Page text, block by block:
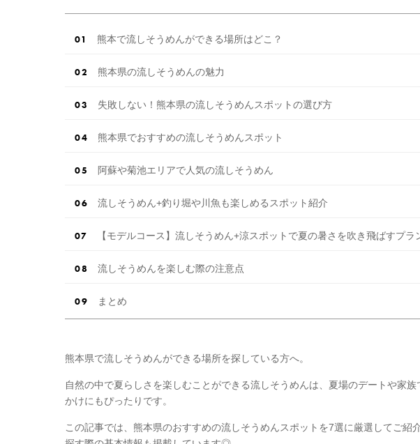
熊本で流しそうめんができる場所はどこ？
熊本県の流しそうめんの魅力
失敗しない！熊本県の流しそうめんスポットの選び方
熊本県でおすすめの流しそうめんスポット
阿蘇や菊池エリアで人気の流しそうめん
流しそうめん+釣り堀や川魚も楽しめるスポット紹介
【モデルコース】流しそうめん+涼スポットで夏の暑さを吹き飛ばすプラ
流しそうめんを楽しむ際の注意点
まとめ
熊本県で流しそうめんができる場所を探している方へ。
自然の中で夏らしさを楽しむことができる流しそうめんは、夏場のデートや家族
かけにもぴったりです。
この記事では、熊本県のおすすめの流しそうめんスポットを7選に厳選してご紹